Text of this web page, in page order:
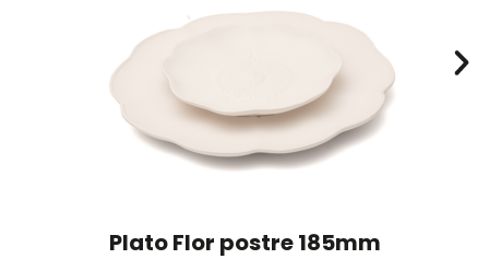
Plato Flor postre 185mm